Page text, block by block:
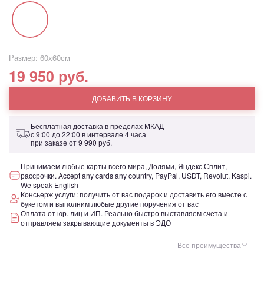
Размер: 60х60см
19 950 руб.
ДОБАВИТЬ В КОРЗИНУ
Бесплатная доставка в пределах МКАД
с 9:00 до 22:00 в интервале 4 часа
при заказе от9 990 руб.
Принимаем любые карты всего мира, Долями, Яндекс.Сплит,
рассрочки. Accept any cards any country, PayPal, USDT, Revolut, Kaspi.
We speak English
Консьерж услуги: получить от вас подарок и доставить его вместе с
букетом и выполним любые другие поручения от вас
Оплата от юр. лиц и ИП. Реально быстро выставляем счета и
отправляем закрывающие документы в ЭДО
Все преимущества